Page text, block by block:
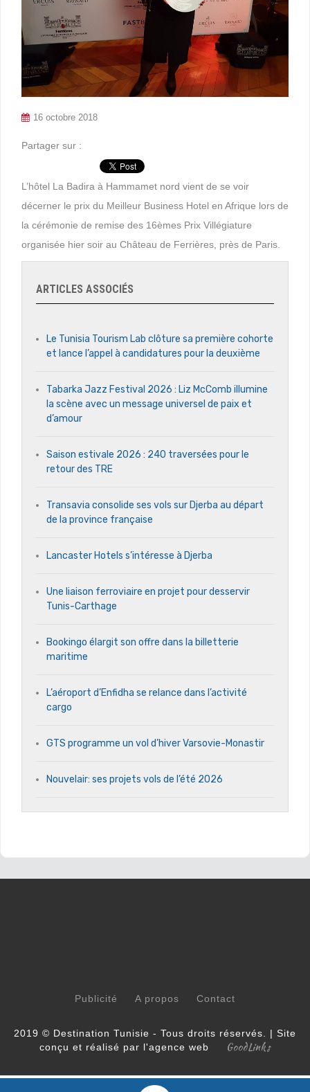
16 octobre 2018
Partager sur :
L’hôtel La Badira à Hammamet nord vient de se voir
décerner le prix du Meilleur Business Hotel en Afrique lors de
la cérémonie de remise des 16èmes Prix Villégiature
organisée hier soir au Château de Ferrières, près de Paris.
ARTICLES ASSOCIÉS
Le Tunisia Tourism Lab clôture sa première cohorte
et lance l’appel à candidatures pour la deuxième
Tabarka Jazz Festival 2026 : Liz McComb illumine
la scène avec un message universel de paix et
d’amour
Saison estivale 2026 : 240 traversées pour le
retour des TRE
Transavia consolide ses vols sur Djerba au départ
de la province française
Lancaster Hotels s’intéresse à Djerba
Une liaison ferroviaire en projet pour desservir
Tunis-Carthage
Bookingo élargit son offre dans la billetterie
maritime
L’aéroport d’Enfidha se relance dans l’activité
cargo
GTS programme un vol d’hiver Varsovie-Monastir
Nouvelair: ses projets vols de l’été 2026
Publicité A propos Contact
2019 © Destination Tunisie - Tous droits réservés. | Site
conçu et réalisé par l'agence web
GoodLinks